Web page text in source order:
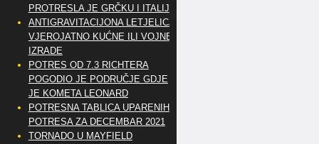
PROTRESLA JE GRČKU I ITALIJU
ANTIGRAVITACIJONA LETJELICA
VJEROJATNO KUĆNE ILI VOJNE
IZRADE
POTRES OD 7.3 RICHTERA
POGODIO JE PODRUČJE GDJE
JE KOMETA LEONARD
POTRESNA TABLICA UPARENIH
POTRESA ZA DECEMBAR 2021
TORNADO U MAYFIELD